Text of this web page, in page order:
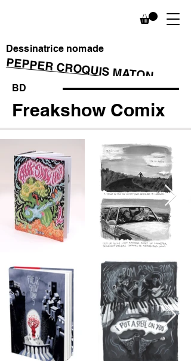
Dessinatrice nomade
PEPPER CROQUIS MATON
BD
Freakshow Comix